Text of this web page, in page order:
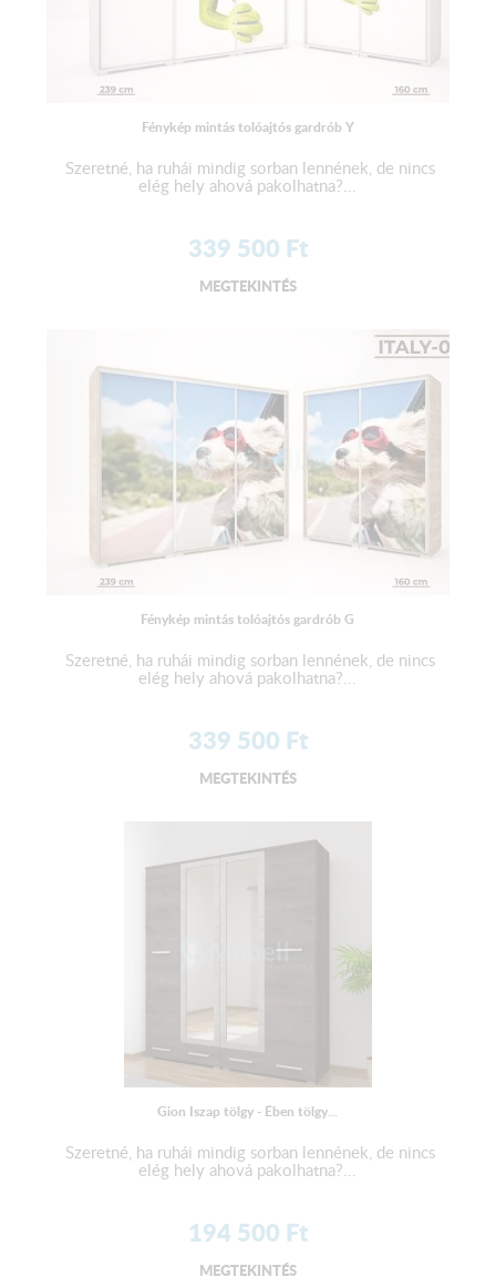
Fénykép mintás tolóajtós gardrób Y
Szeretné, ha ruhái mindig sorban lennének, de nincs
elég hely ahová pakolhatna?...
339 500 Ft
MEGTEKINTÉS
Fénykép mintás tolóajtós gardrób G
Szeretné, ha ruhái mindig sorban lennének, de nincs
elég hely ahová pakolhatna?...
339 500 Ft
MEGTEKINTÉS
Gion Iszap tölgy - Ében tölgy...
Szeretné, ha ruhái mindig sorban lennének, de nincs
elég hely ahová pakolhatna?...
194 500 Ft
MEGTEKINTÉS